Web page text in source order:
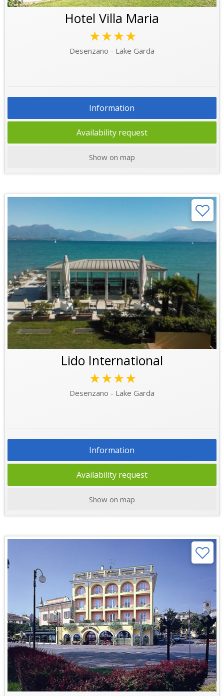
Hotel Villa Maria
★★★★
Desenzano - Lake Garda
Information
Availability request
Show on map
Lido International
★★★★
Desenzano - Lake Garda
Information
Availability request
Show on map